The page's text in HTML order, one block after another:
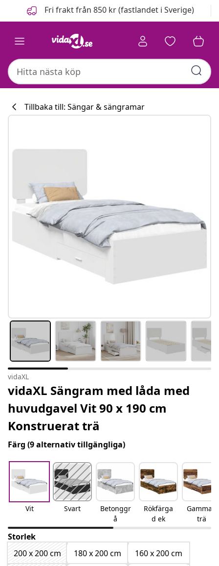
FöregåendeFri frakt från 850 kr (fastlandet i Sverige)
Tillbaka till: Sängar & sängramar
vidaXL
vidaXL Sängram med låda med
huvudgavel Vit 90 x 190 cm
Konstruerat trä
Färg (9 alternativ tillgängliga)
Vit Svart
Betonggr
å
Rökfärga
d ek
Gammalt
trä
Storlek
200 x 200 cm
180 x 200 cm
160 x 200 cm